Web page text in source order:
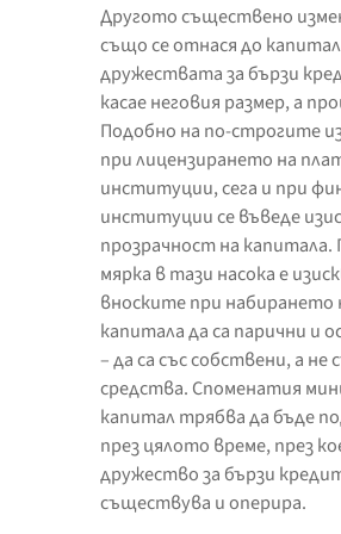
Другото съществено
също се отнася до
дружествата за бързи
касае неговия размер, а
Подобно на по-строгите
при лицензирането на
институции, сега и при
институции се въведе
прозрачност на
мярка в тази насока е
вноските при набирането
капитала да са парични и
– да са със собствени, а не
средства. Споменатия
капитал трябва да бъде
през цялото време, през
дружество за бързи
съществува и оперира.